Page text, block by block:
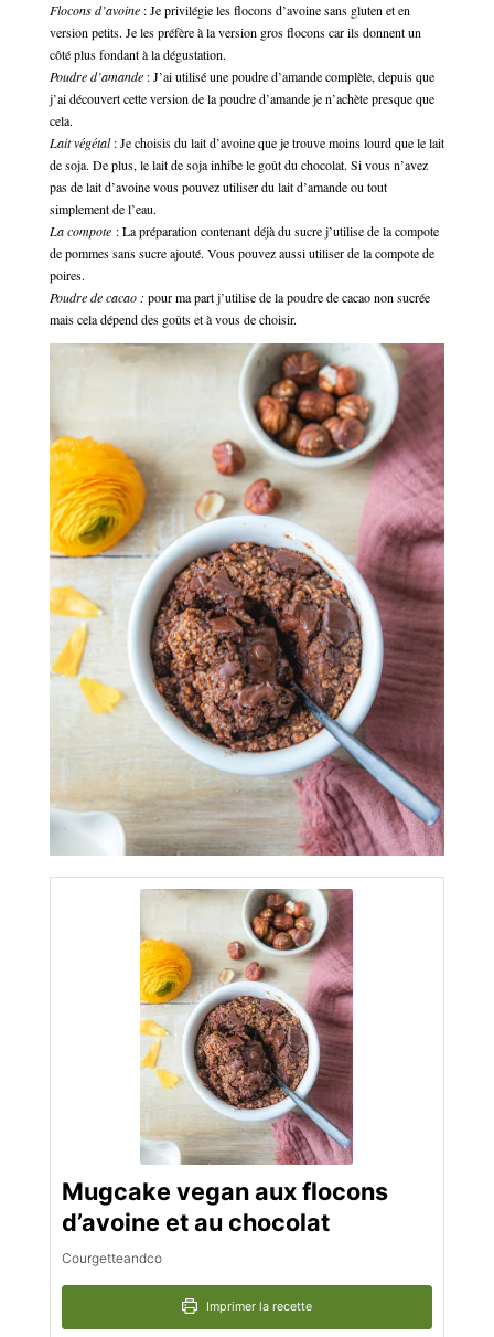
Flocons d’avoine: Je privilégie les flocons d’avoine sans gluten et en
version petits. Je les préfère à la version gros flocons car ils donnent un
côté plus fondant à la dégustation.
Poudre d’amande : J’ai utilisé une poudre d’amande complète, depuis que
j’ai découvert cette version de la poudre d’amande je n’achète presque que
cela.
Lait végétal: Je choisis du lait d’avoine que je trouve moins lourd que le lait
de soja. De plus, le lait de soja inhibe le goût du chocolat. Si vous n’avez
pas de lait d’avoine vous pouvez utiliser du lait d’amande ou tout
simplement de l’eau.
La compote: La préparation contenant déjà du sucre j’utilise de la compote
de pommes sans sucre ajouté. Vous pouvez aussi utiliser de la compote de
poires.
Poudre de cacao : pour ma part j’utilise de la poudre de cacao non sucrée
mais cela dépend des goûts et à vous de choisir.
Mugcake vegan aux flocons
d’avoine et au chocolat
Courgetteandco
Imprimer la recette